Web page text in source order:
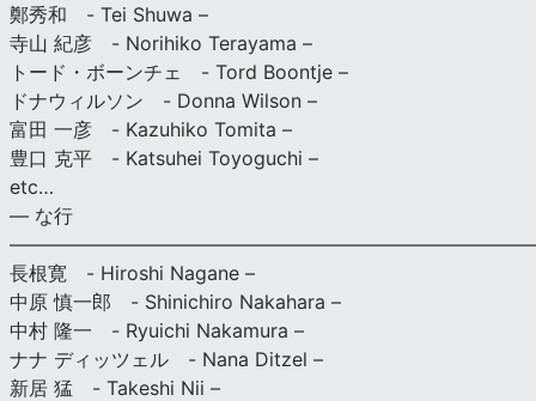
鄭秀和 - Tei Shuwa –
寺山 紀彦 - Norihiko Terayama –
トード・ボーンチェ - Tord Boontje –
ドナウィルソン - Donna Wilson –
富田 一彦 - Kazuhiko Tomita –
豊口 克平 - Katsuhei Toyoguchi –
etc…
— な行
長根寛 - Hiroshi Nagane –
中原 慎一郎 - Shinichiro Nakahara –
中村 隆一 - Ryuichi Nakamura –
ナナ ディッツェル - Nana Ditzel –
新居 猛 - Takeshi Nii –